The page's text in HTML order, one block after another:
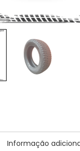
Informação